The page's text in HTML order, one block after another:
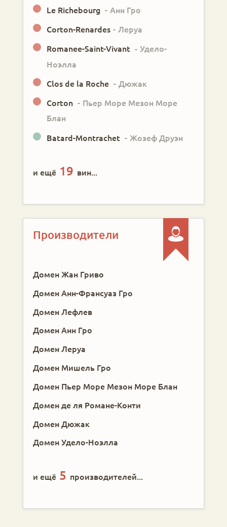
Le Richebourg - Анн Гро
Corton-Renardes - Леруа
Romanee-Saint-Vivant - Удело-
Ноэлла
Clos de la Roche - Дюжак
Corton - Пьер Море Мезон Море
Блан
Batard-Montrachet - Жозеф Друэн
и ещё 19 вин...
Производители
Домен Жан Гриво
Домен Анн-Франсуаз Гро
Домен Лефлев
Домен Анн Гро
Домен Леруа
Домен Мишель Гро
Домен Пьер Море Мезон Море Блан
Домен де ля Романе-Конти
Домен Дюжак
Домен Удело-Ноэлла
и ещё 5 производителей...